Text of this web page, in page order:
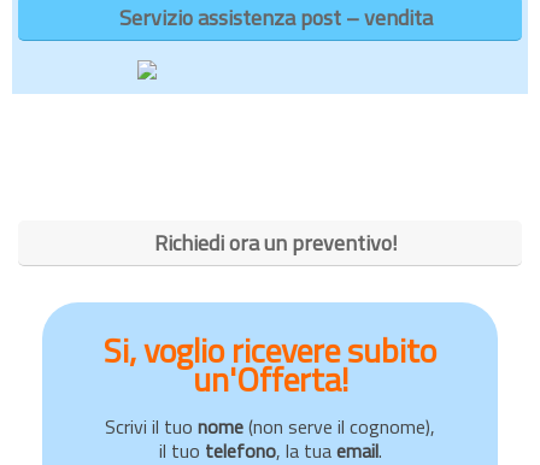
Servizio assistenza post – vendita
Richiedi ora un preventivo!
Si, voglio ricevere subito
un'Offerta!
Scrivi il tuo nome(non serve il cognome),
il tuo telefono, la tuaemail.